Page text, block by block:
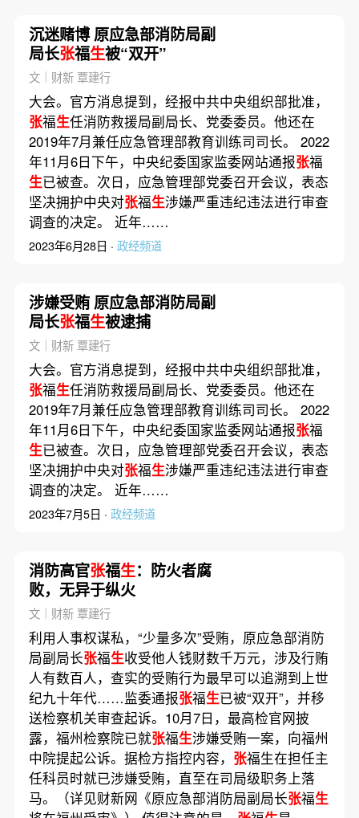
沉迷赌博 原应急部消防局副
局长张福生被“双开”
文｜财新 覃建行
大会。官方消息提到，经报中共中央组织部批准，
张福生任消防救援局副局长、党委委员。他还在
2019年7月兼任应急管理部教育训练司司长。 2022
年11月6日下午，中央纪委国家监委网站通报张福
生已被查。次日，应急管理部党委召开会议，表态
坚决拥护中央对张福生涉嫌严重违纪违法进行审查
调查的决定。 近年……
2023年6月28日 · 政经频道
涉嫌受贿 原应急部消防局副
局长张福生被逮捕
文｜财新 覃建行
大会。官方消息提到，经报中共中央组织部批准，
张福生任消防救援局副局长、党委委员。他还在
2019年7月兼任应急管理部教育训练司司长。 2022
年11月6日下午，中央纪委国家监委网站通报张福
生已被查。次日，应急管理部党委召开会议，表态
坚决拥护中央对张福生涉嫌严重违纪违法进行审查
调查的决定。 近年……
2023年7月5日 · 政经频道
消防高官张福生：防火者腐
败，无异于纵火
文｜财新 覃建行
利用人事权谋私，“少量多次”受贿，原应急部消防
局副局长张福生收受他人钱财数千万元，涉及行贿
人有数百人，查实的受贿行为最早可以追溯到上世
纪九十年代……监委通报张福生已被“双开”，并移
送检察机关审查起诉。10月7日，最高检官网披
露，福州检察院已就张福生涉嫌受贿一案，向福州
中院提起公诉。据检方指控内容， 张福生在担任主
任科员时就已涉嫌受贿，直至在司局级职务上落
马。（详见财新网《原应急部消防局副局长张福生